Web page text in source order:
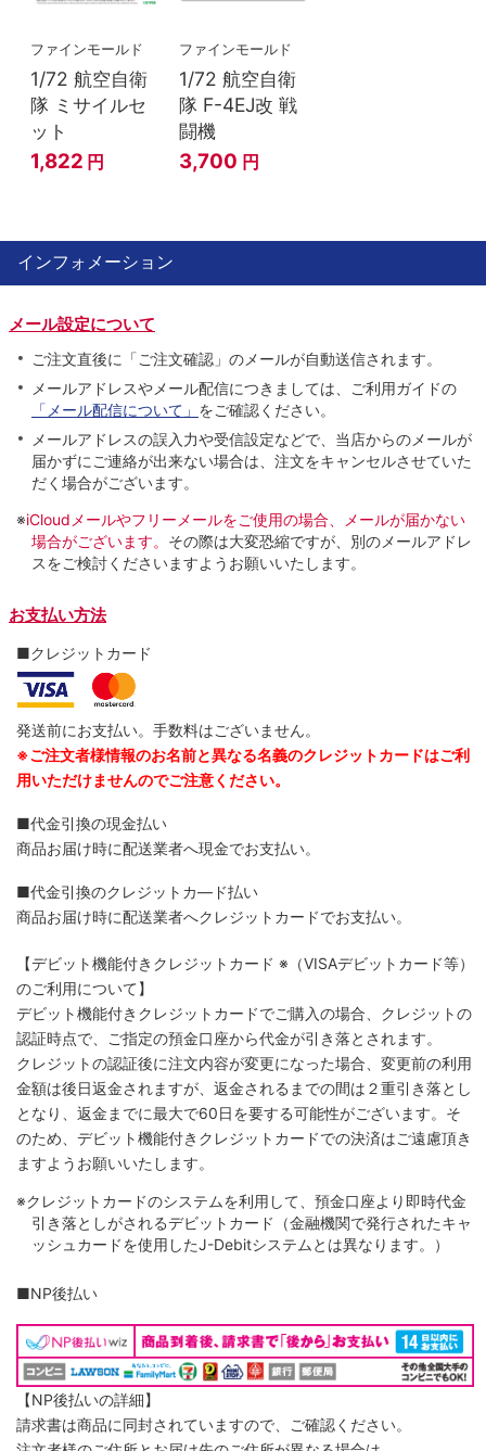
ファインモールド
1/72 航空自衛
隊 ミサイルセ
ット
1,822 円
ファインモールド
1/72 航空自衛
隊 F-4EJ改 戦
闘機
3,700 円
インフォメーション
メール設定について
ご注文直後に「ご注文確認」のメールが自動送信されます。
メールアドレスやメール配信につきましては、ご利用ガイドの
「メール配信について」 をご確認ください。
メールアドレスの誤入力や受信設定などで、当店からのメールが
届かずにご連絡が出来ない場合は、注文をキャンセルさせていた
だく場合がございます。
※iCloudメールやフリーメールをご使用の場合、メールが届かない
場合がございます。 その際は大変恐縮ですが、別のメールアドレ
スをご検討くださいますようお願いいたします。
お支払い方法
■クレジットカード
発送前にお支払い。手数料はございません。
※ご注文者様情報のお名前と異なる名義のクレジットカードはご利
用いただけませんのでご注意ください。
■代金引換の現金払い
商品お届け時に配送業者へ現金でお支払い。
■代金引換のクレジットカ―ド払い
商品お届け時に配送業者へクレジットカードでお支払い。
【デビット機能付きクレジットカード ※（VISAデビットカード等）
のご利用について】
デビット機能付きクレジットカードでご購入の場合、クレジットの
認証時点で、ご指定の預金口座から代金が引き落とされます。
クレジットの認証後に注文内容が変更になった場合、変更前の利用
金額は後日返金されますが、返金されるまでの間は２重引き落とし
となり、返金までに最大で60日を要する可能性がございます。そ
のため、デビット機能付きクレジットカードでの決済はご遠慮頂き
ますようお願いいたします。
※クレジットカードのシステムを利用して、預金口座より即時代金
引き落としがされるデビットカード（金融機関で発行されたキャ
ッシュカードを使用したJ-Debitシステムとは異なります。）
■NP後払い
【NP後払いの詳細】
請求書は商品に同封されていますので、ご確認ください。